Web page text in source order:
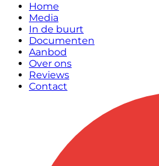
Home
Media
In de buurt
Documenten
Aanbod
Over ons
Reviews
Contact